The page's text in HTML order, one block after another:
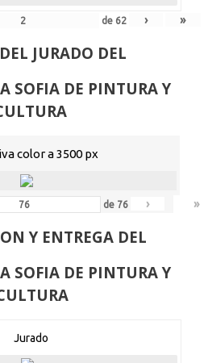
de 62 › »
JURADO DEL
SOFIA DE PINTURA Y
color a 3500 px
de 76 › »
Y ENTREGA DEL
SOFIA DE PINTURA Y
Jurado